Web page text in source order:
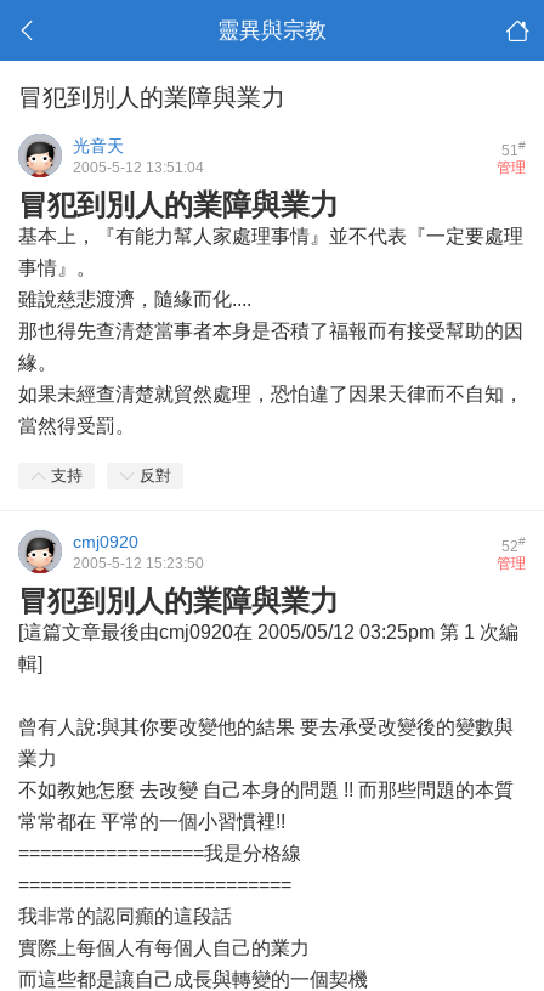
靈異與宗教
冒犯到別人的業障與業力
51#
光音天
管理
2005-5-12 13:51:04
冒犯到別人的業障與業力
基本上，『有能力幫人家處理事情』並不代表『一定要處理
事情』。
雖說慈悲渡濟，隨緣而化....
那也得先查清楚當事者本身是否積了福報而有接受幫助的因
緣。
如果未經查清楚就貿然處理，恐怕違了因果天律而不自知，
當然得受罰。
支持 反對
52#
cmj0920
管理
2005-5-12 15:23:50
冒犯到別人的業障與業力
[這篇文章最後由cmj0920在 2005/05/12 03:25pm 第 1 次編
輯]
曾有人說:與其你要改變他的結果 要去承受改變後的變數與
業力
不如教她怎麼 去改變 自己本身的問題 !! 而那些問題的本質
常常都在 平常的一個小習慣裡!!
=================我是分格線
=========================
我非常的認同癲的這段話
實際上每個人有每個人自己的業力
而這些都是讓自己成長與轉變的一個契機